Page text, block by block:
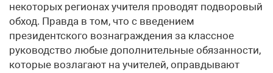
некоторых регионах учителя проводят подворовый
обход. Правда в том, что с введением
президентского вознаграждения за классное
руководство любые дополнительные обязанности,
которые возлагают на учителей, оправдывают